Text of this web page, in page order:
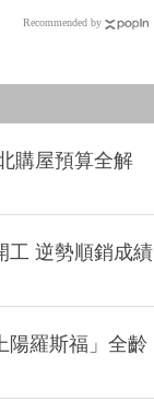
Recommended by
購屋預算全解
工 逆勢順銷成績
陽羅斯福」全齡